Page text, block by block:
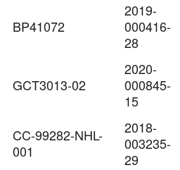
BP41072
2019-
000416-
28
GCT3013-02
2020-
000845-
15
CC-99282-NHL-
001
2018-
003235-
29